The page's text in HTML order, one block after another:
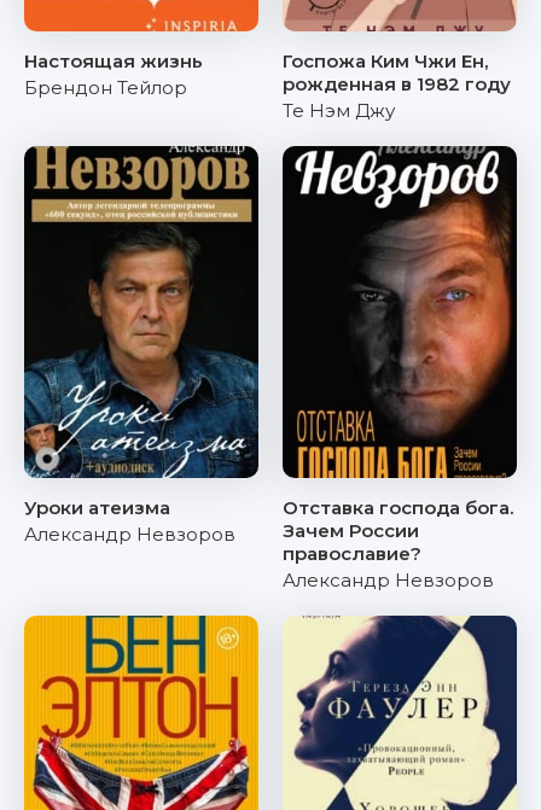
Настоящая жизнь
Брендон Тейлор
Госпожа Ким Чжи Ен,
рожденная в 1982 году
Те Нэм Джу
Уроки атеизма
Александр Невзоров
Отставка господа бога.
Зачем России
православие?
Александр Невзоров